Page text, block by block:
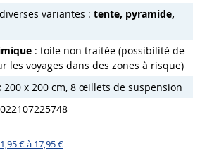
variantes : tente, pyramide,
: toile non traitée (possibilité de
les voyages dans des zones à risque)
200 x 200 cm, 8 œillets de suspension
€ à 17,95 €